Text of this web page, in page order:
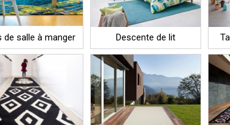
de salle à manger Descente de lit